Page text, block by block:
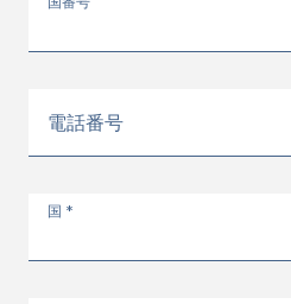
電話番号
国 *